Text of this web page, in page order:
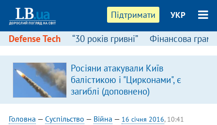
Підтримати УКР
Defense Tech “30 років гривні” Фінансова
Росіяни атакували Київ
балістикою і "Цирконами", є
загиблі (доповнено)
Головна — Суспільство — Війна — 16 січня 2016, 10:41